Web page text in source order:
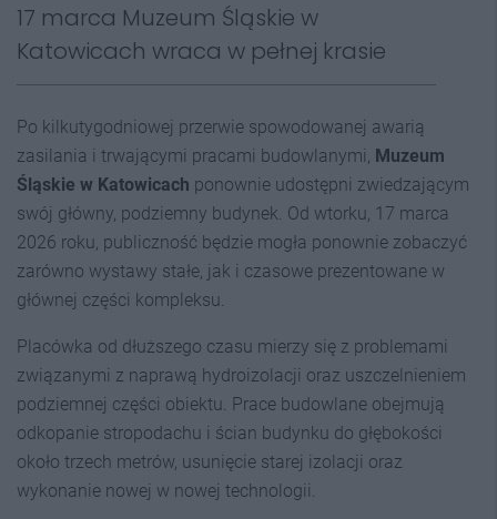
17 marca Muzeum Śląskie w
Katowicach wraca w pełnej krasie
Po kilkutygodniowej przerwie spowodowanej awarią
zasilania i trwającymi pracami budowlanymi, Muzeum
Śląskie w Katowicach ponownie udostępni zwiedzającym
swój główny, podziemny budynek. Od wtorku, 17 marca
2026 roku, publiczność będzie mogła ponownie zobaczyć
zarówno wystawy stałe, jak i czasowe prezentowane w
głównej części kompleksu.
Placówka od dłuższego czasu mierzy się z problemami
związanymi z naprawą hydroizolacji oraz uszczelnieniem
podziemnej części obiektu. Prace budowlane obejmują
odkopanie stropodachu i ścian budynku do głębokości
około trzech metrów, usunięcie starej izolacji oraz
wykonanie nowej w nowej technologii.